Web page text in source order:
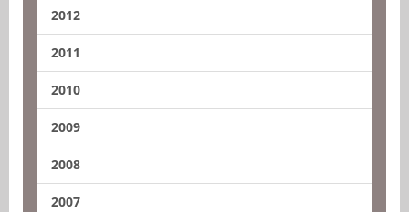
2012
2011
2010
2009
2008
2007